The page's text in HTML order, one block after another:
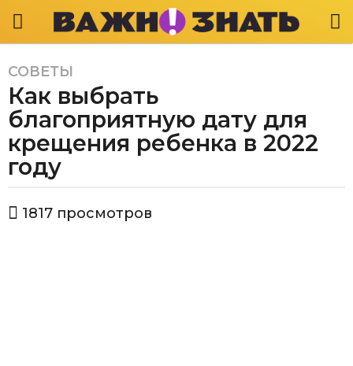
4
г
о
д
а
a
o
4
СОВЕТЫ
Как выбрать
благоприятную дату для
крещения ребенка в 2022
году
в
1817 просмотров